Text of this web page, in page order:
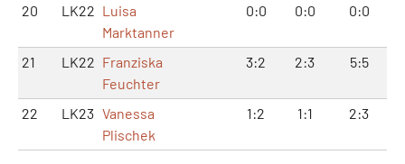
20 LK22 Luisa
Marktanner
0:0 0:0 0:0
21 LK22 Franziska
Feuchter
3:2 2:3 5:5
22 LK23 Vanessa
Plischek
1:2 1:1 2:3